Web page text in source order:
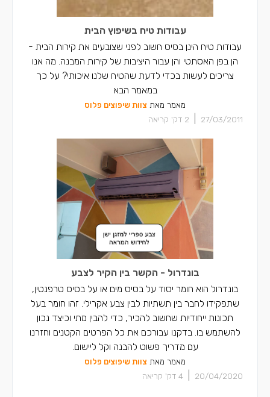
עבודות טיח בשיפוץ הבית
עבודות טיח הינן בסיס חשוב לפני שצובעים את קירות הבית -
הן בפן האסתטי והן עבור היציבות של קירות המבנה. מה אנו
צריכים לעשות בכדי לדעת שהטיח שלנו איכותי? על כך
במאמר הבא
מאמר מאת צוות שיפוצים פלוס
27/03/2011
2 דק' קריאה
בונדרול - הקשר בין הקיר לצבע
בונדרול הוא חומר יסוד על בסיס מים או על בסיס טרפנטין,
שתפקידו לחבר בין תשתיות לבין צבע אקרילי. זהו חומר בעל
תכונות ייחודיות שחשוב להכיר, כדי להבין מתי וכיצד נכון
להשתמש בו. בדקנו עבורכם את כל הפרטים הקטנים וחזרנו
עם מדריך פשוט להבנה וקל ליישום.
מאמר מאת צוות שיפוצים פלוס
20/04/2020
4 דק' קריאה